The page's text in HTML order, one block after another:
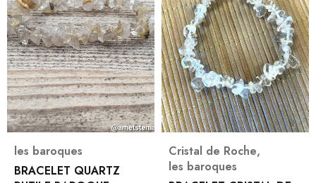
les baroques
BRACELET QUARTZ
Cristal de Roche,
les baroques